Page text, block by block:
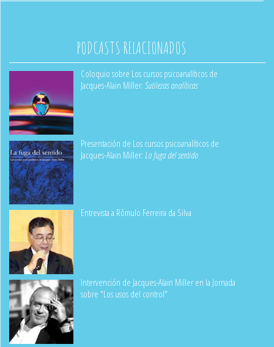
PODCASTS RELACIONADOS
Coloquio sobre Los cursos psicoanalíticos de
Jacques-Alain Miller: Sutilezas analíticas
Presentación de Los cursos psicoanalíticos de
Jacques-Alain Miller:La fuga del sentido
Entrevista a Rômulo Ferreira da Silva
Intervención de Jacques-Alain Miller en la Jornada
sobre "Los usos del control"